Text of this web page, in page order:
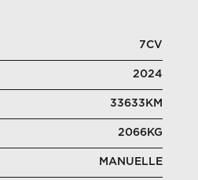
7CV
2024
33633KM
2066KG
MANUELLE